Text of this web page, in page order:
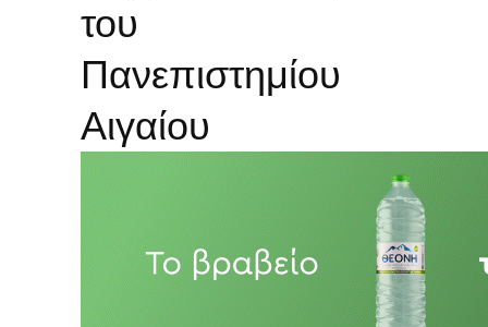
του
Πανεπιστημίου
Αιγαίου